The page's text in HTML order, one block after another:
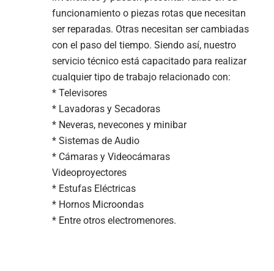
funcionamiento o piezas rotas que necesitan
ser reparadas. Otras necesitan ser cambiadas
con el paso del tiempo. Siendo así, nuestro
servicio técnico está capacitado para realizar
cualquier tipo de trabajo relacionado con:
* Televisores
* Lavadoras y Secadoras
* Neveras, nevecones y minibar
* Sistemas de Audio
* Cámaras y Videocámaras
Videoproyectores
* Estufas Eléctricas
* Hornos Microondas
* Entre otros electromenores.